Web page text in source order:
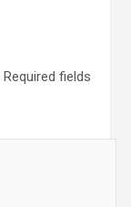
Required fields